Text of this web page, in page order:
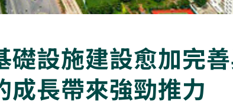
設施建設愈加完
成長帶來強勁推力